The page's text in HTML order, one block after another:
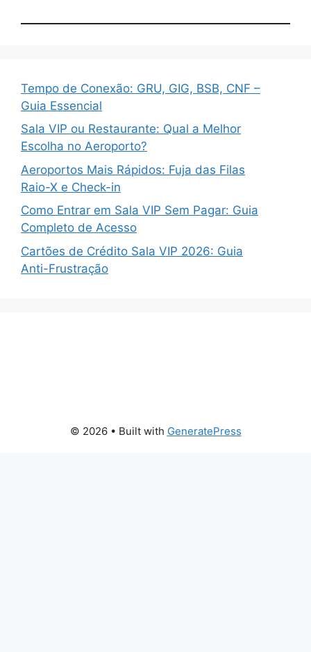
Tempo de Conexão: GRU, GIG, BSB, CNF –
Guia Essencial
Sala VIP ou Restaurante: Qual a Melhor
Escolha no Aeroporto?
Aeroportos Mais Rápidos: Fuja das Filas
Raio-X e Check-in
Como Entrar em Sala VIP Sem Pagar: Guia
Completo de Acesso
Cartões de Crédito Sala VIP 2026: Guia
Anti-Frustração
© 2026 • Built with GeneratePress